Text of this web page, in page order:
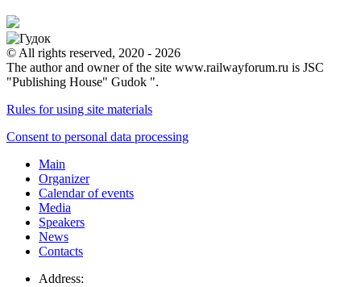
© All rights reserved, 2020 - 2026
The author and owner of the site www.railwayforum.ru is JSC
"Publishing House" Gudok ".
Rules for using site materials
Consent to personal data processing
Main
Organizer
Calendar of events
Media
Speakers
News
Contacts
Address: